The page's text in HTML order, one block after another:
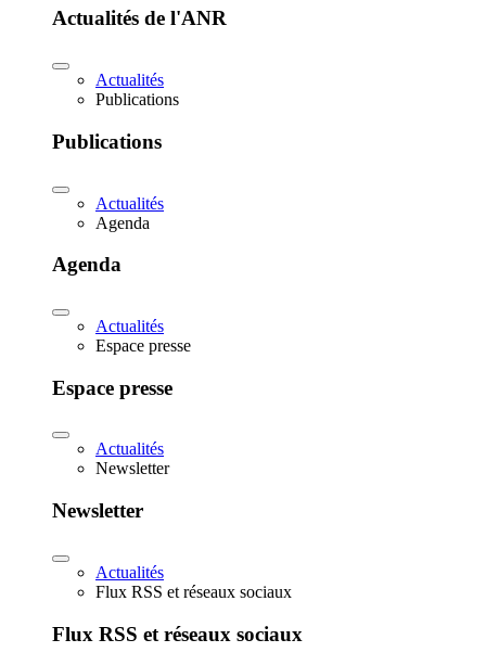
Actualités de l'ANR
Actualités
Publications
Publications
Actualités
Agenda
Agenda
Actualités
Espace presse
Espace presse
Actualités
Newsletter
Newsletter
Actualités
Flux RSS et réseaux sociaux
Flux RSS et réseaux sociaux